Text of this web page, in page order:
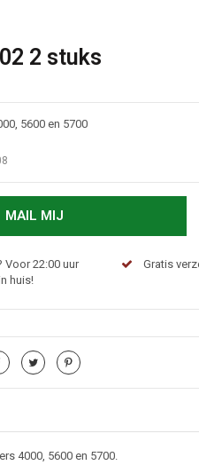
2 stuks
5600 en 5700
MAIL MIJ
Voor 22:00 uur
huis!
Gratis
4000, 5600 en 5700.